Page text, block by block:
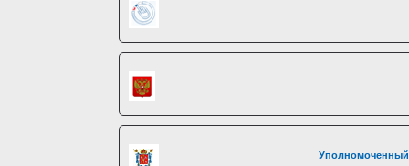
Уполномоченный